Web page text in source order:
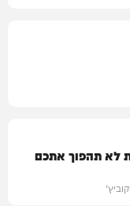
לא תהפוך אתכם